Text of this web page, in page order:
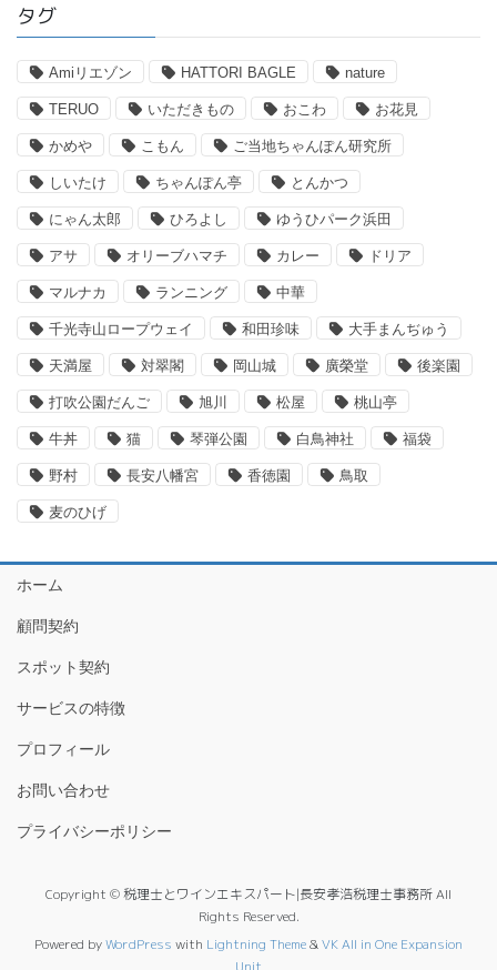
タグ
Amiリエゾン HATTORI BAGLE nature
TERUO いただきもの おこわ お花見
かめや こもん ご当地ちゃんぽん研究所
しいたけ ちゃんぽん亭 とんかつ
にゃん太郎 ひろよし ゆうひパーク浜田
アサ オリーブハマチ カレー ドリア
マルナカ ランニング 中華
千光寺山ロープウェイ 和田珍味 大手まんぢゅう
天満屋 対翠閣 岡山城 廣榮堂 後楽園
打吹公園だんご 旭川 松屋 桃山亭
牛丼 猫 琴弾公園 白鳥神社 福袋
野村 長安八幡宮 香徳園 鳥取
麦のひげ
ホーム
顧問契約
スポット契約
サービスの特徴
プロフィール
お問い合わせ
プライバシーポリシー
Copyright © 税理士とワインエキスパート|長安孝浩税理士事務所 All
Rights Reserved.
Powered byWordPress with Lightning Theme&VK All in One Expansion